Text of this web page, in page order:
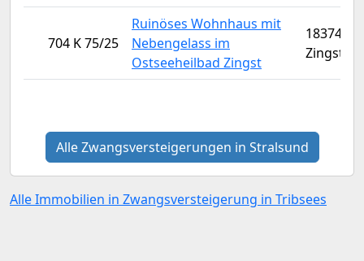
704 K 75/25
Ruinöses Wohnhaus mit
Nebengelass im
Ostseeheilbad Zingst
18374
Zingst
Alle Zwangsversteigerungen in Stralsund
Alle Immobilien in Zwangsversteigerung in Tribsees